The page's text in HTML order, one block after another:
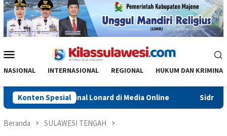
Mobile
NASIONAL INTERNASIONAL REGIONAL HUKUM DAN KRIMINAL
Konten Spesial
Sainal Lonard di Media Online Sidrap Percepat
Beranda SULAWESI TENGAH